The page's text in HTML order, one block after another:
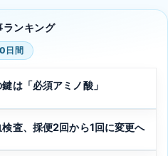
ランキング
日間
は「必須アミノ酸」
査、採便2回から1回に変更へ